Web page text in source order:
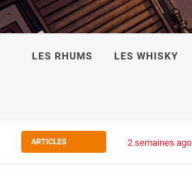
LES RHUMS LES WHISKY
ARTICLES 2 semaines ago